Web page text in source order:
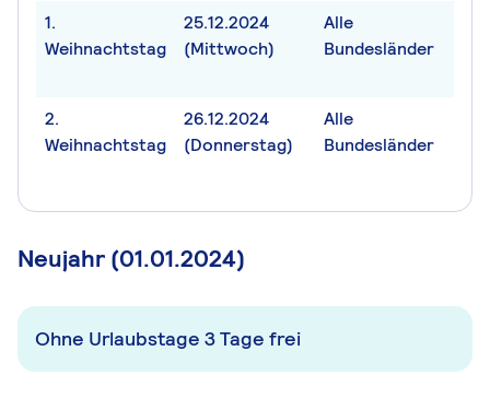
1.
Weihnachtstag
25.12.2024
(Mittwoch)
Alle
Bundesländer
2.
Weihnachtstag
26.12.2024
(Donnerstag)
Alle
Bundesländer
Neujahr (01.01.2024)
Ohne Urlaubstage 3 Tage frei